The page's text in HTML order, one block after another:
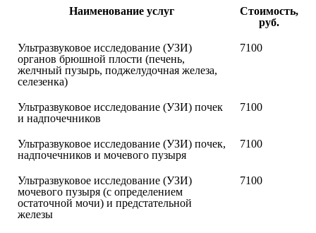
Наименование услуг
Стоимость,
руб.
Ультразвуковое исследование (УЗИ)
органов брюшной плости (печень,
желчный пузырь, поджелудочная железа,
селезенка)
7100
Ультразвуковое исследование (УЗИ) почек
и надпочечников
7100
Ультразвуковое исследование (УЗИ) почек,
надпочечников и мочевого пузыря
7100
Ультразвуковое исследование (УЗИ)
мочевого пузыря (с определением
остаточной мочи) и предстательной
железы
7100